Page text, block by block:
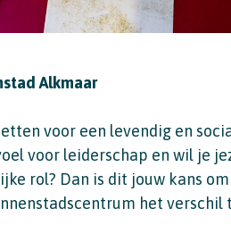
Alkmaar
voor een levendig en
voor leiderschap en wil je
rol? Dan is dit jouw kans om
het verschil